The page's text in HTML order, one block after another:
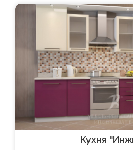
Кухня